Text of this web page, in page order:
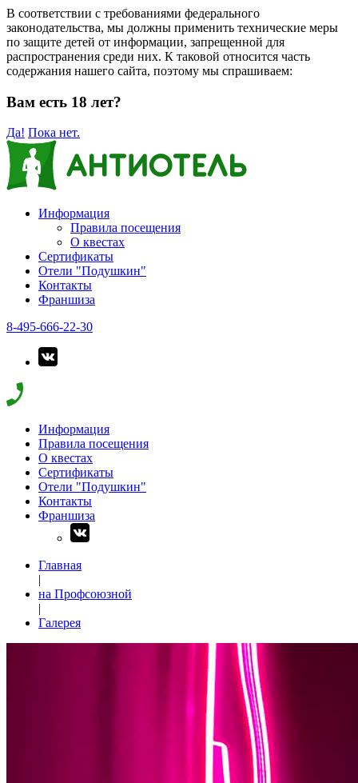
В соответствии с требованиями федерального
законодательства, мы должны применить технические меры
по защите детей от информации, запрещенной для
распространения среди них. К таковой относится часть
содержания нашего сайта, поэтому мы спрашиваем:
Вам есть 18 лет?
Да! Пока нет.
Информация
Правила посещения
О квестах
Сертификаты
Отели "Подушкин"
Контакты
Франшиза
8-495-666-22-30
Информация
Правила посещения
О квестах
Сертификаты
Отели "Подушкин"
Контакты
Франшиза
Главная
|
на Профсоюзной
|
Галерея